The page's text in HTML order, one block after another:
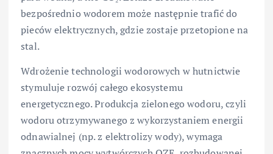
bezpośrednio wodorem może następnie trafić do
pieców elektrycznych, gdzie zostaje przetopione na
stal.
Wdrożenie technologii wodorowych w hutnictwie
stymuluje rozwój całego ekosystemu
energetycznego. Produkcja zielonego wodoru, czyli
wodoru otrzymywanego z wykorzystaniem energii
odnawialnej (np. z elektrolizy wody), wymaga